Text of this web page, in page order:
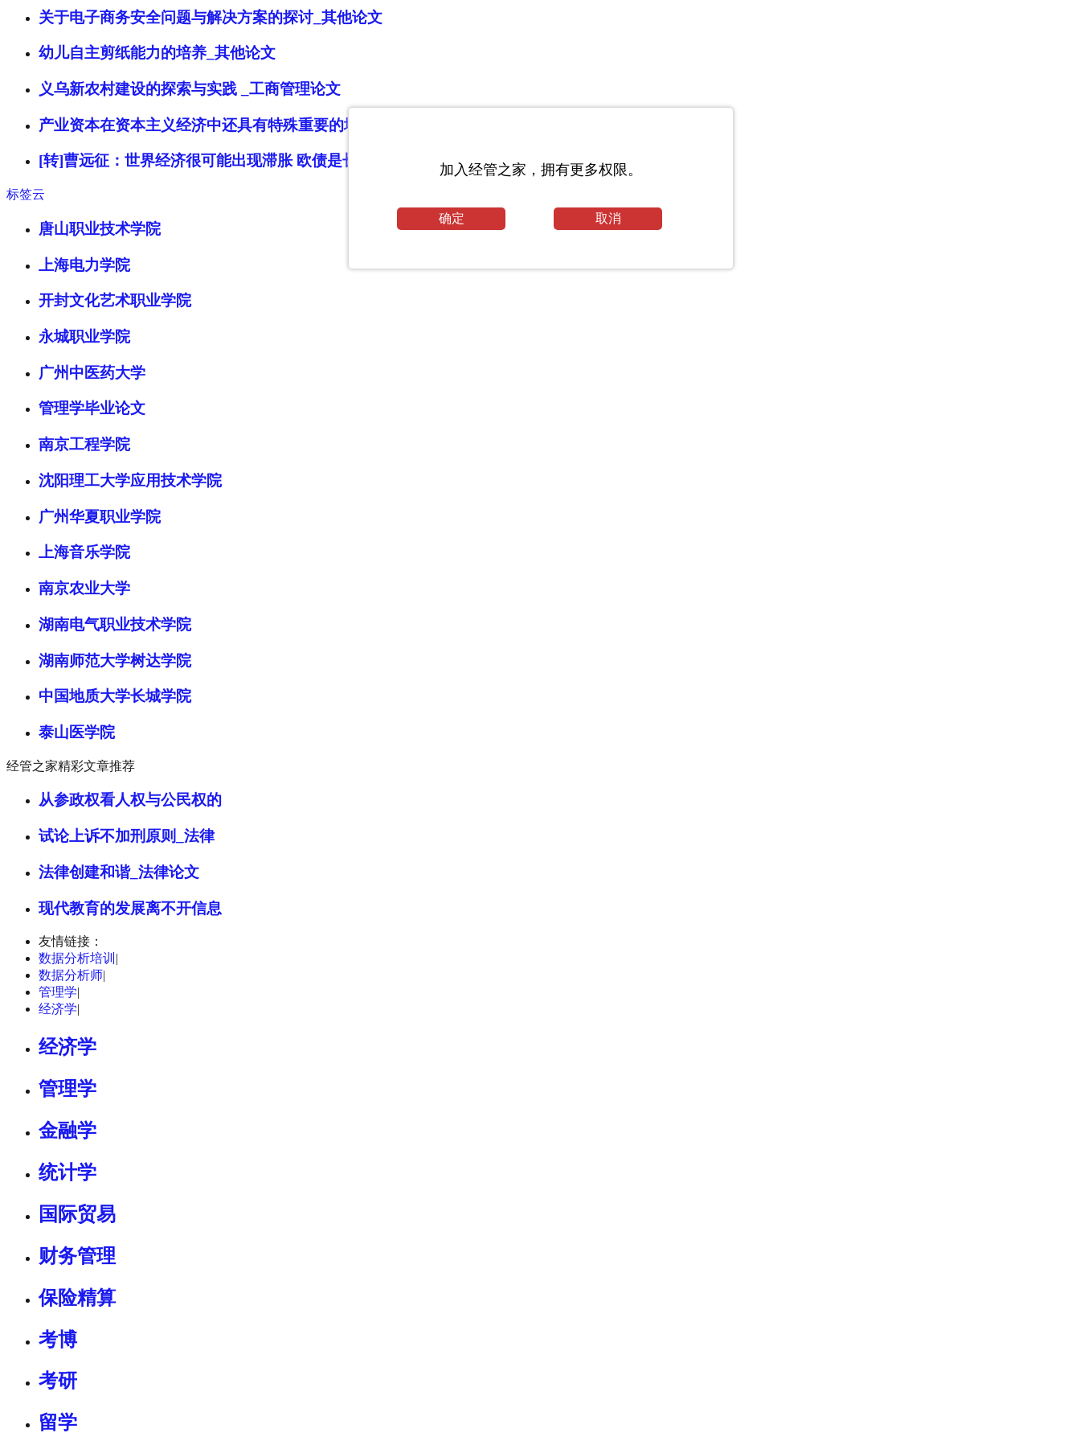
关于电子商务安全问题与解决方案的探讨_其他论文
幼儿自主剪纸能力的培养_其他论文
义乌新农村建设的探索与实践 _工商管理论文
产业资本在资本主义经济中还具有特殊重要的地位吗？
[转]曹远征：世界经济很可能出现滞胀 欧债是长期问题
标签云
唐山职业技术学院
上海电力学院
开封文化艺术职业学院
永城职业学院
广州中医药大学
管理学毕业论文
南京工程学院
沈阳理工大学应用技术学院
广州华夏职业学院
上海音乐学院
南京农业大学
湖南电气职业技术学院
湖南师范大学树达学院
中国地质大学长城学院
泰山医学院
经管之家精彩文章推荐
从参政权看人权与公民权的
试论上诉不加刑原则_法律
法律创建和谐_法律论文
现代教育的发展离不开信息
友情链接：
数据分析培训 |
数据分析师|
管理学|
经济学|
经济学
管理学
金融学
统计学
国际贸易
财务管理
保险精算
考博
考研
留学
加入经管之家，拥有更多权限。
确定 取消